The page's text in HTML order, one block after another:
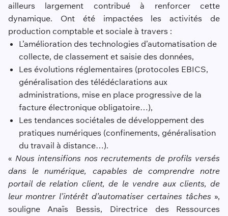
ailleurs largement contribué à renforcer cette
dynamique. Ont été impactées les activités de
production comptable et sociale à travers :
L’amélioration des technologies d’automatisation de
collecte, de classement et saisie des données,
Les évolutions réglementaires (protocoles EBICS,
généralisation des télédéclarations aux
administrations, mise en place progressive de la
facture électronique obligatoire…),
Les tendances sociétales de développement des
pratiques numériques (confinements, généralisation
du travail à distance…).
« Nous intensifions nos recrutements de profils versés
dans le numérique, capables de comprendre notre
portail de relation client, de le vendre aux clients, de
leur montrer l’intérêt d’automatiser certaines tâches»,
souligne Anaïs Bessis, Directrice des Ressources